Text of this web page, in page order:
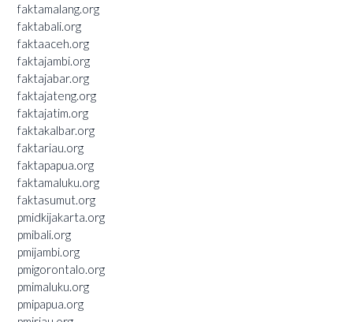
faktamalang.org
faktabali.org
faktaaceh.org
faktajambi.org
faktajabar.org
faktajateng.org
faktajatim.org
faktakalbar.org
faktariau.org
faktapapua.org
faktamaluku.org
faktasumut.org
pmidkijakarta.org
pmibali.org
pmijambi.org
pmigorontalo.org
pmimaluku.org
pmipapua.org